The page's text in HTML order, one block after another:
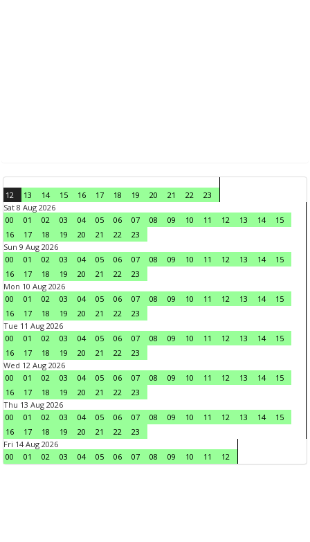
12 13 14 15 16 17 18 19 20 21 22
23
Sat 8 Aug 2026
00
01 02 03 04 05 06 07 08 09 10 11 12 13 14
15
16
17 18 19 20 21 22
23
Sun 9 Aug 2026
00
01 02 03 04 05 06 07 08 09 10 11 12 13 14
15
16
17 18 19 20 21 22
23
Mon 10 Aug 2026
00
01 02 03 04 05 06 07 08 09 10 11 12 13 14
15
16
17 18 19 20 21 22
23
Tue 11 Aug 2026
00
01 02 03 04 05 06 07 08 09 10 11 12 13 14
15
16
17 18 19 20 21 22
23
Wed 12 Aug 2026
00
01 02 03 04 05 06 07 08 09 10 11 12 13 14
15
16
17 18 19 20 21 22
23
Thu 13 Aug 2026
00
01 02 03 04 05 06 07 08 09 10 11 12 13 14
15
16
17 18 19 20 21 22
23
Fri 14 Aug 2026
00
01 02 03 04 05 06 07 08 09 10 11 12